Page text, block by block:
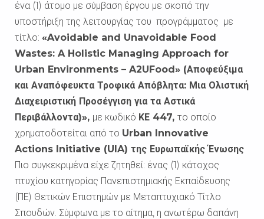
ένα (1) άτομο με σύμβαση έργου με σκοπό την
υποστήριξη της λειτουργίας του προγράμματος με
τίτλο: «Avoidable and Unavoidable Food
Wastes: A Holistic Managing Approach for
Urban Environments – A2UFood» (Αποφεύξιμα
και Αναπόφευκτα Τροφικά Απόβλητα: Μια Ολιστική
Διαχειριστική Προσέγγιση για τα Αστικά
Περιβάλλοντα)», με κωδικό ΚΕ 447, το οποίο
χρηματοδοτείται από το Urban Innovative
Actions Initiative (UIA) της Ευρωπαϊκής Ένωσης
Πιο συγκεκριμένα είχε ζητηθεί: ένας (1) κάτοχος
πτυχίου κατηγορίας Πανεπιστημιακής Εκπαίδευσης
(ΠΕ) Θετικών Επιστημών με Μεταπτυχιακό Τίτλο
Σπουδών. Σύμφωνα με το αίτημα, η ανωτέρω δαπάνη